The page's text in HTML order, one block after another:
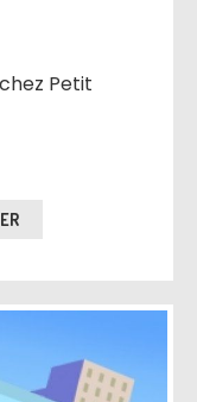
Petit